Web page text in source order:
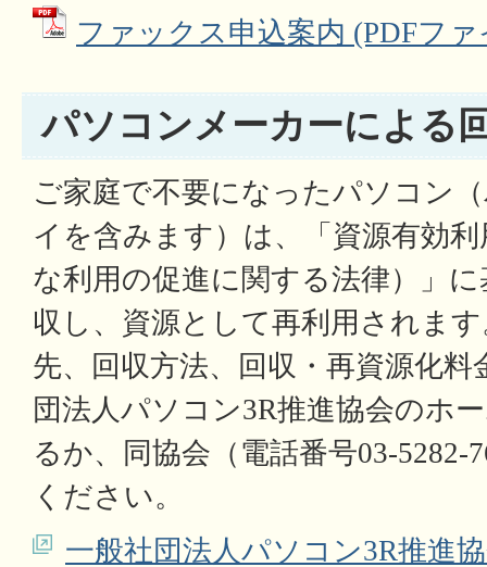
ファックス申込案内 (PDFフ
パソコンメーカーによる
ご家庭で不要になったパソコン
イを含みます）は、「資源有効
な利用の促進に関する法律）」
収し、資源として再利用されま
先、回収方法、回収・再資源化
団法人パソコン3R推進協会のホ
るか、同協会（電話番号03-5282-
ください。
一般社団法人パソコン3R推進